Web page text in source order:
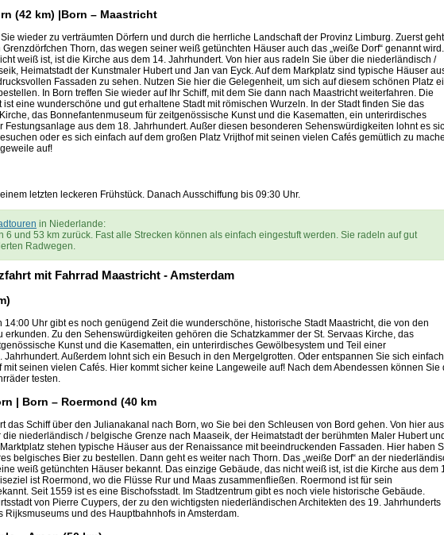
(42 km) |Born – Maastricht
wieder zu verträumten Dörfern und durch die herrliche Landschaft der Provinz Limburg. Zuerst
Thorn, das wegen seiner weiß getünchten Häuser auch das „weiße Dorf“ genannt wird.
weiß ist, ist die Kirche aus dem 14. Jahrhundert. Von hier aus radeln Sie über die niederländisch /
Heimatstadt der Kunstmaler Hubert und Jan van Eyck. Auf dem Markplatz sind typische Häuser
Fassaden zu sehen. Nutzen Sie hier die Gelegenheit, um sich auf diesem schönen Platz
In Born treffen Sie wieder auf Ihr Schiff, mit dem Sie dann nach Maastricht weiterfahren. Die
ist eine wunderschöne und gut erhaltene Stadt mit römischen Wurzeln. In der Stadt finden Sie das
das Bonnefantenmuseum für zeitgenössische Kunst und die Kasematten, ein unterirdisches
Festungsanlage aus dem 18. Jahrhundert. Außer diesen besonderen Sehenswürdigkeiten lohnt es
oder es sich einfach auf dem großen Platz Vrijthof mit seinen vielen Cafés gemütlich zu
auf!
letzten leckeren Frühstück. Danach Ausschiffung bis 09:30 Uhr.
in Niederlande:
6 und 53 km zurück. Fast alle Strecken können als einfach eingestuft werden. Sie radeln auf gut
Radwegen.
mit Fahrrad Maastricht - Amsterdam
14:00 Uhr gibt es noch genügend Zeit die wunderschöne, historische Stadt Maastricht, die von den
erkunden. Zu den Sehenswürdigkeiten gehören die Schatzkammer der St. Servaas Kirche, das
Kunst und die Kasematten, ein unterirdisches Gewölbesystem und Teil einer
Jahrhundert. Außerdem lohnt sich ein Besuch in den Mergelgrotten. Oder entspannen Sie sich einfach
mit seinen vielen Cafés. Hier kommt sicher keine Langeweile auf! Nach dem Abendessen können Sie
testen.
| Born – Roermond (40 km
das Schiff über den Julianakanal nach Born, wo Sie bei den Schleusen von Bord gehen. Von hier aus
niederländisch / belgische Grenze nach Maaseik, der Heimatstadt der berühmten Maler Hubert
stehen typische Häuser aus der Renaissance mit beeindruckenden Fassaden. Hier haben
belgisches Bier zu bestellen. Dann geht es weiter nach Thorn. Das „weiße Dorf“ an der
weiß getünchten Häuser bekannt. Das einzige Gebäude, das nicht weiß ist, ist die Kirche aus dem
ist Roermond, wo die Flüsse Rur und Maas zusammenfließen. Roermond ist für sein
Seit 1559 ist es eine Bischofsstadt. Im Stadtzentrum gibt es noch viele historische Gebäude.
von Pierre Cuypers, der zu den wichtigsten niederländischen Architekten des 19. Jahrhunderts
Rijksmuseums und des Hauptbahnhofs in Amsterdam.